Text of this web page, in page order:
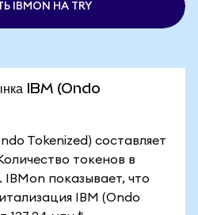
IBMON НА TRY
IBM (Ondo
Tokenized) составляет
токенов в
показывает, что
IBM (Ondo